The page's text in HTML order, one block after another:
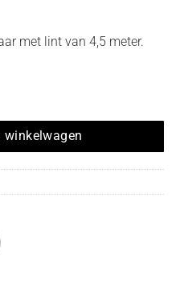
met lint van 4,5 meter.
van 4,5 meter hoeveelheid
winkelwagen